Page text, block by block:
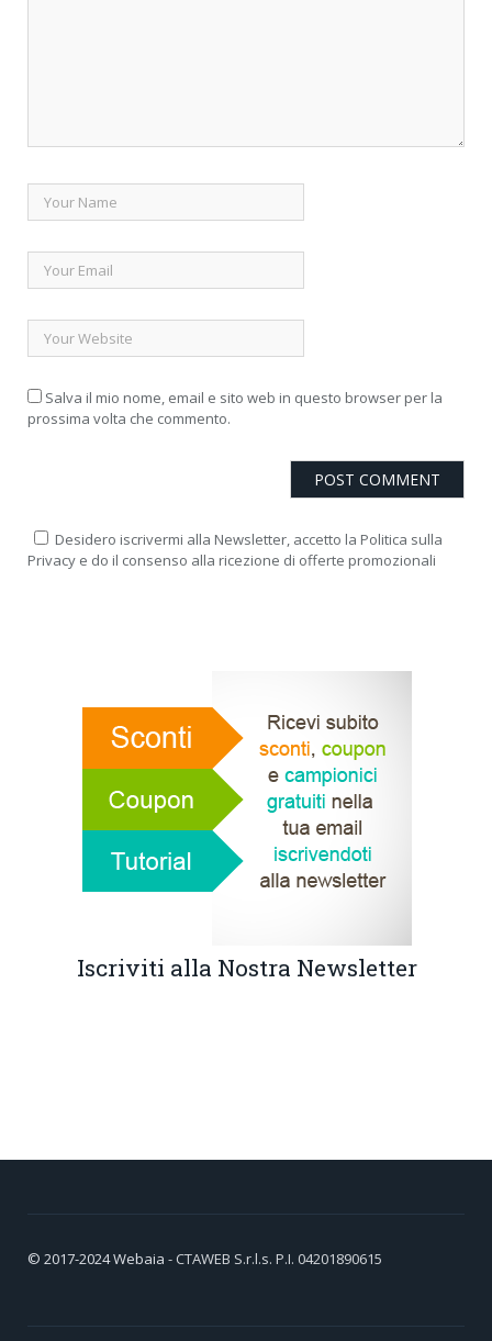
Salva il mio nome, email e sito web in questo browser per la
prossima volta che commento.
Desidero iscrivermi alla Newsletter, accetto la Politica sulla
Privacy e do il consenso alla ricezione di offerte promozionali
Iscriviti alla Nostra Newsletter
© 2017-2024Webaia - CTAWEB S.r.l.s. P.I. 04201890615